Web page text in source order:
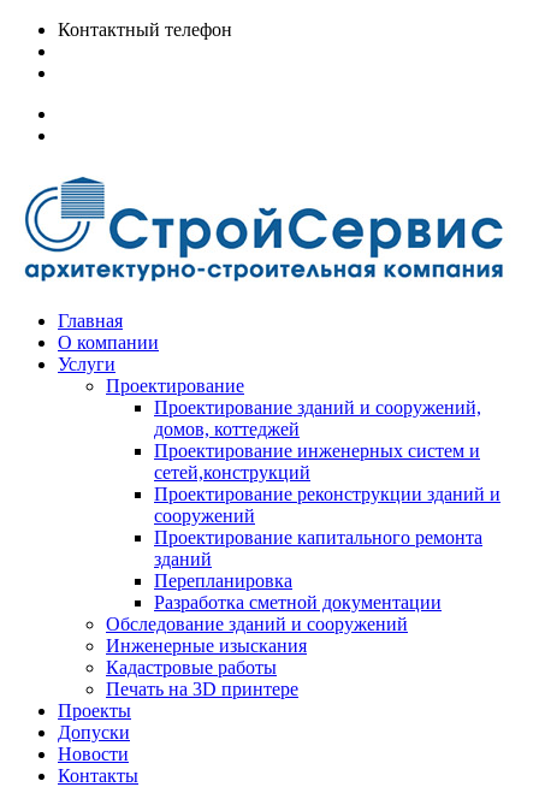
Контактный телефон
Главная
О компании
Услуги
Проектирование
Проектирование зданий и сооружений,
домов, коттеджей
Проектирование инженерных систем и
сетей,конструкций
Проектирование реконструкции зданий и
сооружений
Проектирование капитального ремонта
зданий
Перепланировка
Разработка сметной документации
Обследование зданий и сооружений
Инженерные изыскания
Кадастровые работы
Печать на 3D принтере
Проекты
Допуски
Новости
Контакты